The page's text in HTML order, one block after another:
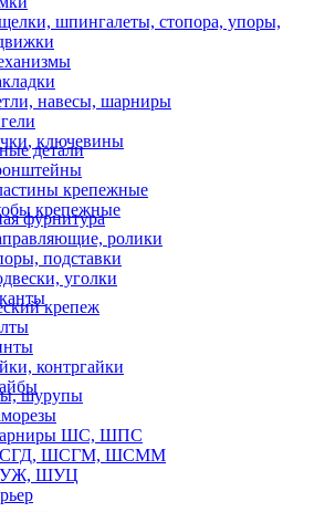
шпингалеты, стопора, упоры,
навесы, шарниры
ключевины
детали
крепежные
крепежные
фурнитура
ролики
подставки
уголки
крепеж
контргайки
шурупы
ШС, ШПС
ШСГМ, ШСММ
ШУЦ